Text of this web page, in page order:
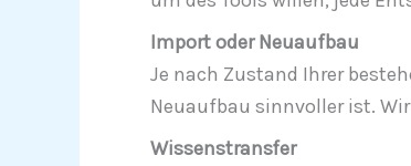
Import oder Neuaufbau
Je nach Zustand Ihrer
Neuaufbau sinnvoller ist.
Wissenstransfer